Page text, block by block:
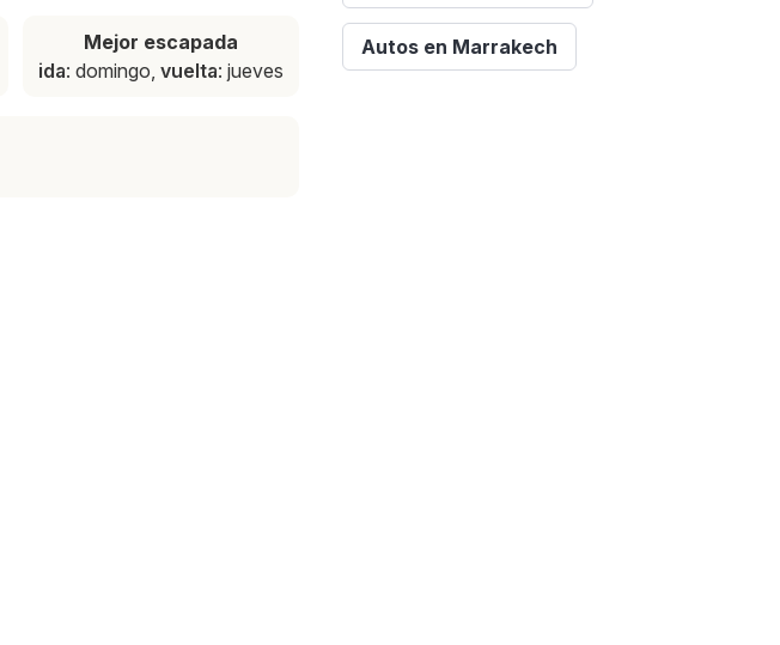
Mejor escapada
ida: domingo,vuelta: jueves
Autos en Marrakech